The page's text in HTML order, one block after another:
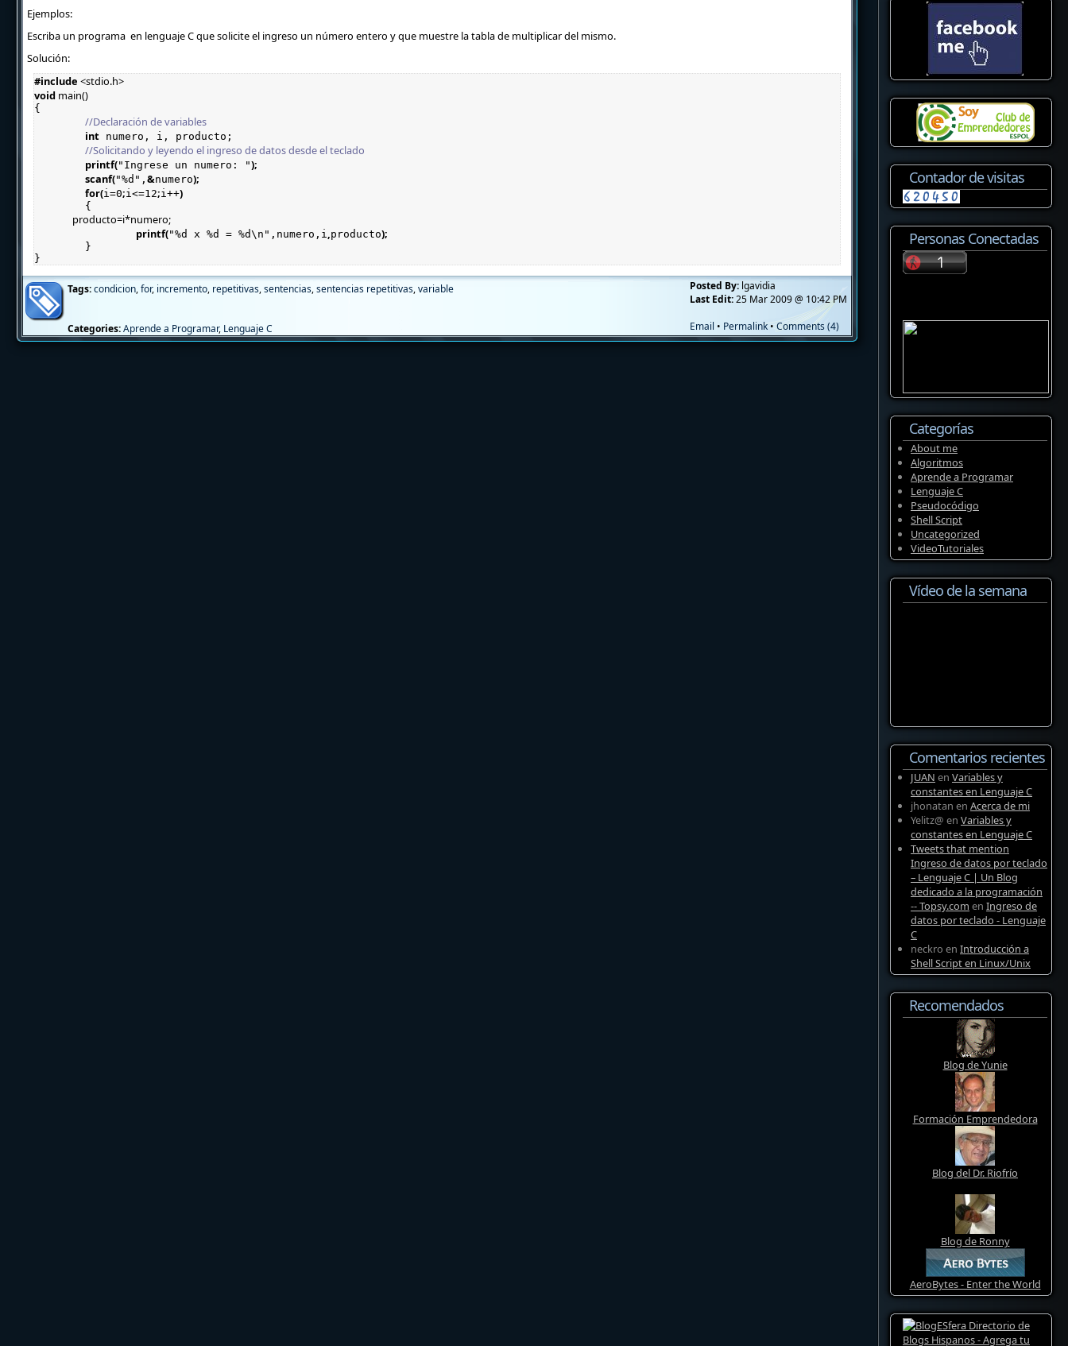
Ejemplos:
Escriba un programa en lenguaje C que solicite el ingreso un número entero y que muestre la tabla de multiplicar del mismo.
Solución:
#include <stdio.h>
void main()
{
//Declaración de variables
int numero, i, producto;
//Solicitando y leyendo el ingreso de datos desde el teclado
printf("Ingrese un numero: ");
scanf("%d", &numero);
for(i=0;i<=12;i++ )
		producto=i*
numero;
printf("%d x %d = %d\n",numero,i,producto);
	}
}
Posted By: lgavidia
Last Edit:25 Mar 2009 @ 10:42 PM
Email • Permalink•Comments (4)
Tags:condicion,for, incremento, repetitivas,sentencias,sentencias repetitivas,variable
Categories: Aprende a Programar, Lenguaje C
Contador de visitas
Personas Conectadas
Categorías
About me
Algoritmos
Aprende a Programar
Lenguaje C
Pseudocódigo
Shell Script
Uncategorized
VideoTutoriales
Vídeo de la semana
Comentarios recientes
JUAN en Variables y
constantes en Lenguaje C
jhonatan en Acerca de mi
Yelitz@ en Variables y
constantes en Lenguaje C
Tweets that mention
Ingreso de datos por teclado
– Lenguaje C | Un Blog
dedicado a la programación
-- Topsy.com en Ingreso de
datos por teclado - Lenguaje
C
neckro en Introducción a
Shell Script en Linux/Unix
Recomendados
Blog de Yunie
Formación Emprendedora
Blog del Dr. Riofrío
Blog de Ronny
AeroBytes - Enter the World